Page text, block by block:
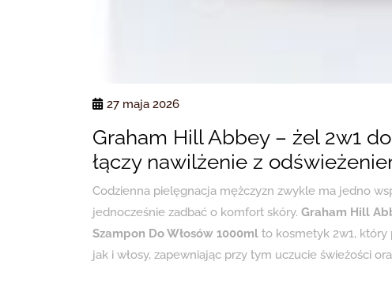
27 maja 2026
Graham Hill Abbey – żel 2w1
łączy nawilżenie z
Codzienna pielęgnacja mężczyzn zwykle ma jedno
jednocześnie zadbać o komfort skóry. Graham Hill
Szampon Do Włosów 1000ml to kosmetyk 2w1, który
jak i włosy, zapewniając przy tym uczucie świeżości